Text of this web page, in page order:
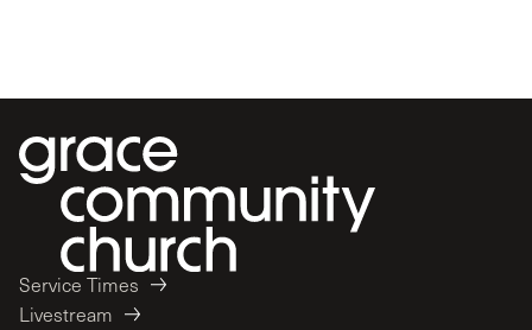
Service Times
Livestream